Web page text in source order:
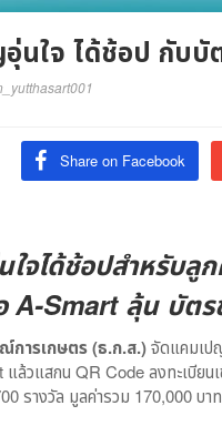
นใจ ได้ช้อป กับบั
Share on Facebook
จได้ช้อปสำหรับลู
A-Smart ลุ้น บัต
การเกษตร (ธ.ก.ส.)จัดแคมเป
ล้วแสกน QR Code ลงทะเบีย
รางวัล มูลค่ารวม 170,000 บ